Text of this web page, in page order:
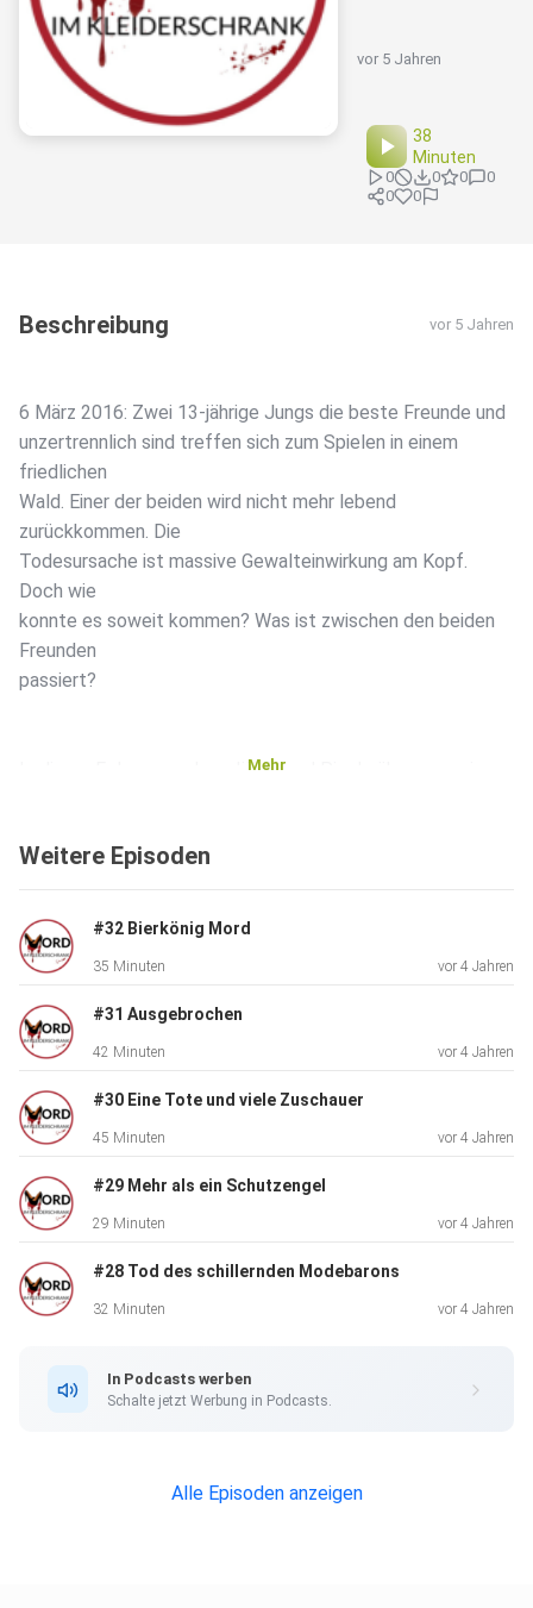
vor 5 Jahren
38
Minuten
0 0 0
0
0
0
Beschreibung vor 5 Jahren
6 März 2016: Zwei 13-jährige Jungs die beste Freunde und
unzertrennlich sind treffen sich zum Spielen in einem
friedlichen
Wald. Einer der beiden wird nicht mehr lebend
zurückkommen. Die
Todesursache ist massive Gewalteinwirkung am Kopf.
Doch wie
konnte es soweit kommen? Was ist zwischen den beiden
Freunden
passiert?
In dieser Folge sprechen Jördis und Pia darüber, was ein
dieses
Zusätzlich erfahrt ihr etwas über die Mode in dem Mordjahr
2016
und könnt mit in Pias Kleiderschrank stöbern.
Freut euch auf den Mord- und Modemittwoch!
Quellen:
Bad Schmiedeberg: Wenn Kinder andere Kinder töten -
13-Jährigem verhindert werden können? (mz.de)
Mehr
Weitere Episoden
#32 Bierkönig Mord
35 Minuten vor 4 Jahren
#31 Ausgebrochen
42 Minuten vor 4 Jahren
#30 Eine Tote und viele Zuschauer
45 Minuten vor 4 Jahren
#29 Mehr als ein Schutzengel
29 Minuten vor 4 Jahren
#28 Tod des schillernden Modebarons
32 Minuten vor 4 Jahren
In Podcasts werben
Schalte jetzt Werbung in Podcasts.
Alle Episoden anzeigen